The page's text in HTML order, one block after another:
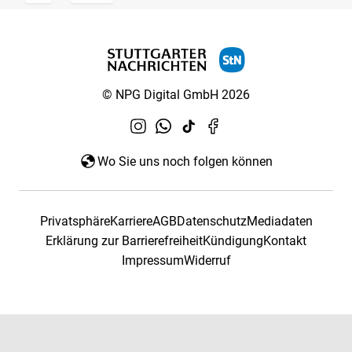
© NPG Digital GmbH 2026
Wo Sie uns noch folgen können
PrivatsphäreKarriereAGBDatenschutzMediadaten
Erklärung zur BarrierefreiheitKündigungKontakt
ImpressumWiderruf